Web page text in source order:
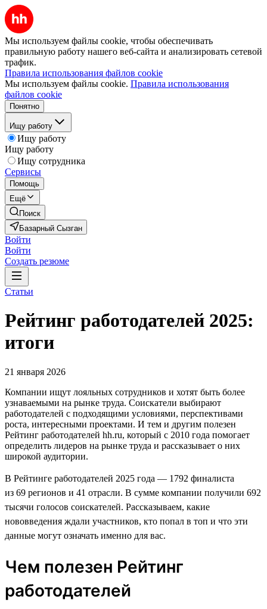
Мы используем файлы cookie, чтобы обеспечивать
правильную работу нашего веб-сайта и анализировать сетевой
трафик.
Правила использования файлов cookie
Мы используем файлы cookie. Правила использования
файлов cookie
Понятно
Ищу работу
Ищу работу
Ищу работу
Ищу сотрудника
Сервисы
Помощь
Ещё
Поиск
Базарный Сызган
Войти
Войти
Создать резюме
Статьи
Рейтинг работодателей 2025:
итоги
21 января 2026
Компании ищут лояльных сотрудников и хотят быть более
узнаваемыми на рынке труда. Соискатели выбирают
работодателей с подходящими условиями, перспективами
роста, интересными проектами. И тем и другим полезен
Рейтинг работодателей hh.ru, который с 2010 года помогает
определить лидеров на рынке труда и рассказывает о них
широкой аудитории.
В Рейтинге работодателей 2025 года — 1792 финалиста
из 69 регионов и 41 отрасли. В сумме компании получили 692
тысячи голосов соискателей. Рассказываем, какие
нововведения ждали участников, кто попал в топ и что эти
данные могут означать именно для вас.
Чем полезен Рейтинг
работодателей